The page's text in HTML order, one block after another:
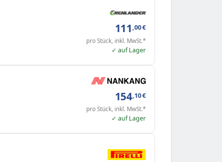
111 ,00€
pro Stück, inkl. MwSt.*
✓ auf Lager
154,10€
pro Stück, inkl. MwSt.*
✓ auf Lager